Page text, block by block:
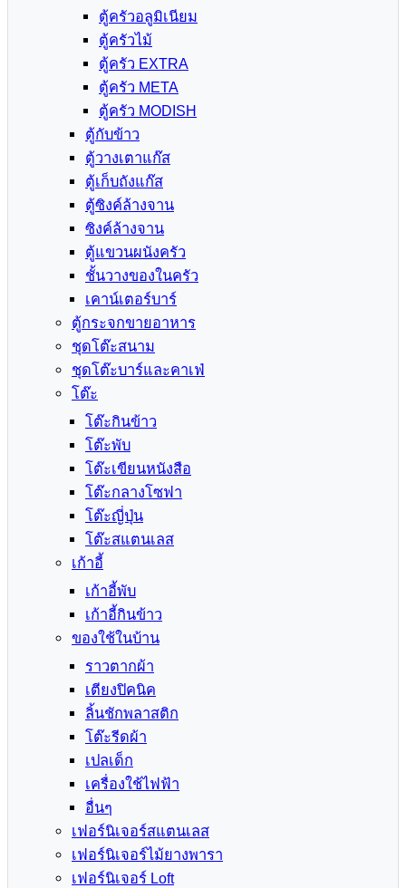
ตู้ครัวอลูมิเนียม
ตู้ครัวไม้
ตู้ครัว EXTRA
ตู้ครัว META
ตู้ครัว MODISH
ตู้กับข้าว
ตู้วางเตาแก๊ส
ตู้เก็บถังแก๊ส
ตู้ซิงค์ล้างจาน
ซิงค์ล้างจาน
ตู้แขวนผนังครัว
ชั้นวางของในครัว
เคาน์เตอร์บาร์
ตู้กระจกขายอาหาร
ชุดโต๊ะสนาม
ชุดโต๊ะบาร์และคาเฟ่
โต๊ะ
โต๊ะกินข้าว
โต๊ะพับ
โต๊ะเขียนหนังสือ
โต๊ะกลางโซฟา
โต๊ะญี่ปุ่น
โต๊ะสแตนเลส
เก้าอี้
เก้าอี้พับ
เก้าอี้กินข้าว
ของใช้ในบ้าน
ราวตากผ้า
เตียงปิคนิค
ลิ้นชักพลาสติก
โต๊ะรีดผ้า
เปลเด็ก
เครื่องใช้ไฟฟ้า
อื่นๆ
เฟอร์นิเจอร์สแตนเลส
เฟอร์นิเจอร์ไม้ยางพารา
เฟอร์นิเจอร์ Loft